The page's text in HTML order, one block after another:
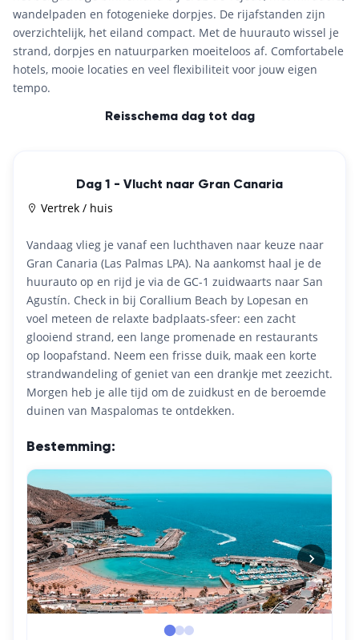
wandelpaden en fotogenieke dorpjes. De rijafstanden zijn
overzichtelijk, het eiland compact. Met de huurauto wissel je
strand, dorpjes en natuurparken moeiteloos af. Comfortabele
hotels, mooie locaties en veel flexibiliteit voor jouw eigen
tempo.
Reisschema dag tot dag
Dag 1 - Vlucht naar Gran Canaria
Vertrek / huis
Vandaag vlieg je vanaf een luchthaven naar keuze naar
Gran Canaria (Las Palmas LPA). Na aankomst haal je de
huurauto op en rijd je via de GC-1 zuidwaarts naar San
Agustín. Check in bij Corallium Beach by Lopesan en
voel meteen de relaxte badplaats-sfeer: een zacht
glooiend strand, een lange promenade en restaurants
op loopafstand. Neem een frisse duik, maak een korte
strandwandeling of geniet van een drankje met zeezicht.
Morgen heb je alle tijd om de zuidkust en de beroemde
duinen van Maspalomas te ontdekken.
Bestemming: